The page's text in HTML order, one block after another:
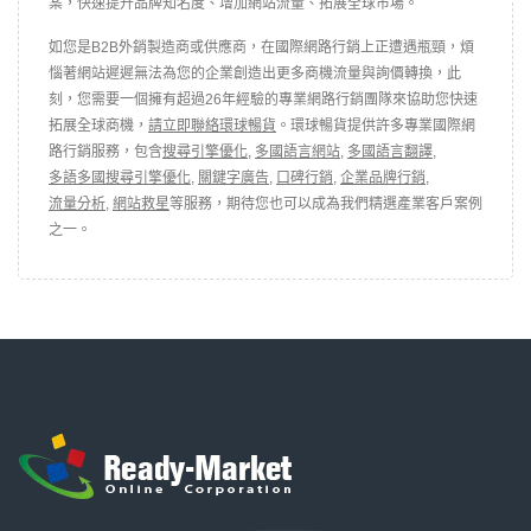
如您是B2B外銷製造商或供應商，在國際網路行銷上正遭遇瓶頸，煩
惱著網站遲遲無法為您的企業創造出更多商機流量與詢價轉換，此
刻，您需要一個擁有超過26年經驗的專業網路行銷團隊來協助您快速
拓展全球商機， 請立即聯絡環球暢貨 。環球暢貨提供許多專業國際網
路行銷服務，包含搜尋引擎優化 多國語言網站 多國語言翻譯
多語多國搜尋引擎優化 關鍵字廣告 口碑行銷 企業品牌行銷
流量分析 網站救星等服務，期待您也可以成為我們精選產業客戶案例
之一。